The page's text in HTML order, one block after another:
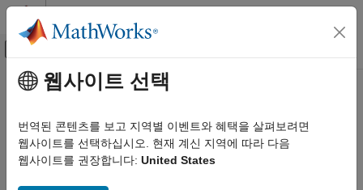
콘텐츠로 바로 가기
오프캔버스 탐색 메뉴 토글
문서 홈
MATLAB Coder
Deployment
주요 콘텐츠
removeIntrinsicMacros
Class:coder.make.ToolchainInfo
Namespace:coder.make
웹사이트 선택
번역된 콘텐츠를 보고 지역별 이벤트와 혜택을 살펴보려면
웹사이트를 선택하십시오. 현재 계신 지역에 따라 다음
웹사이트를 권장합니다: United States